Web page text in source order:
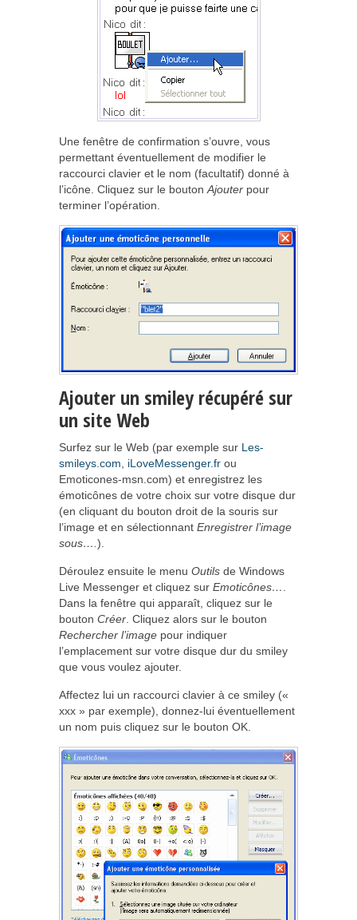
Une fenêtre de confirmation s’ouvre, vous
permettant éventuellement de modifier le
raccourci clavier et le nom (facultatif) donné à
l’icône. Cliquez sur le bouton Ajouter pour
terminer l’opération.
Ajouter un smiley récupéré sur
un site Web
Surfez sur le Web (par exemple sur Les-
smileys.com
iLoveMessenger.fr ou
Emoticones-msn.com) et enregistrez les
émoticônes de votre choix sur votre disque dur
(en cliquant du bouton droit de la souris sur
l’image et en sélectionnant Enregistrer l’image
sous…. ).
Déroulez ensuite le menu Outils de Windows
Live Messenger et cliquez sur Emoticônes…
Dans la fenêtre qui apparaît, cliquez sur le
bouton Créer . Cliquez alors sur le bouton
Rechercher l’image pour indiquer
l’emplacement sur votre disque dur du smiley
que vous voulez ajouter.
Affectez lui un raccourci clavier à ce smiley («
xxx » par exemple), donnez-lui éventuellement
un nom puis cliquez sur le bouton OK.